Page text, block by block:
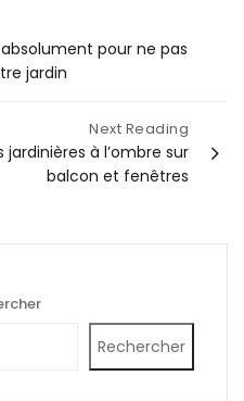
pour ne pas
jardin
Next Reading
à l’ombre sur
balcon et fenêtres
Rechercher